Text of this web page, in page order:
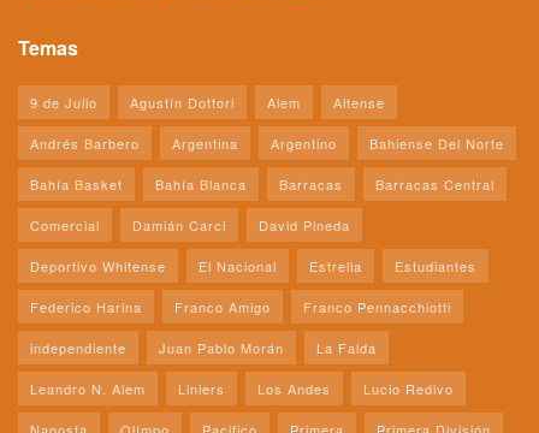
Temas
9 de Julio Agustín Dottori Alem Altense
Andrés Barbero Argentina Argentino Bahiense Del Norte
Bahía Basket Bahía Blanca Barracas Barracas Central
Comercial Damián Carci David Pineda
Deportivo Whitense El Nacional Estrella Estudiantes
Federico Harina Franco Amigo Franco Pennacchiotti
independiente Juan Pablo Morán La Falda
Leandro N. Alem Liniers Los Andes Lucio Redivo